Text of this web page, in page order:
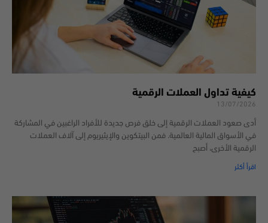
كيفية تداول العملات الرقمية
13/07/2026
أدى صعود العملات الرقمية إلى خلق فرص جديدة للأفراد الراغبين في المشاركة
في الأسواق المالية العالمية. فمن البيتكوين والإيثيريوم إلى آلاف العملات
الرقمية الأخرى، أصبح
اقرأ أكثر